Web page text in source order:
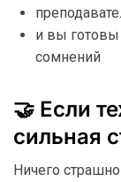
и вы готовы
сомнений
🤝 Если
сильная
Ничего